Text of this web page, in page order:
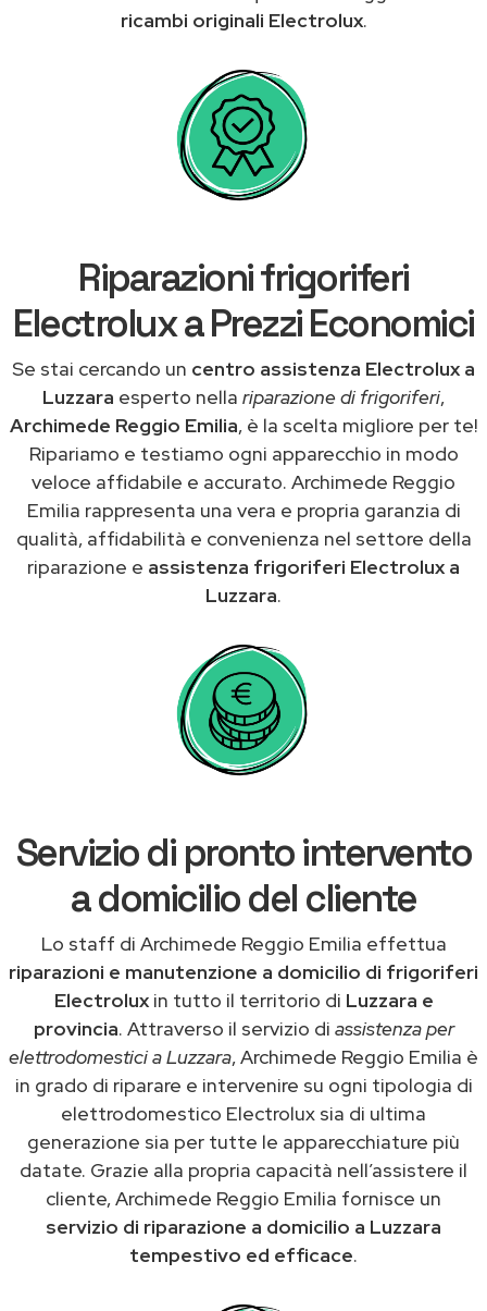
ricambi originali Electrolux.
Riparazioni frigoriferi
Electrolux a Prezzi Economici
Se stai cercando un centro assistenza Electrolux a
Luzzara esperto nella riparazione di frigoriferi,
Archimede Reggio Emilia, è la scelta migliore per te!
Ripariamo e testiamo ogni apparecchio in modo
veloce affidabile e accurato. Archimede Reggio
Emilia rappresenta una vera e propria garanzia di
qualità, affidabilità e convenienza nel settore della
riparazione e assistenza frigoriferi Electrolux a
Luzzara.
Servizio di pronto intervento
a domicilio del cliente
Lo staff di Archimede Reggio Emilia effettua
riparazioni e manutenzione a domicilio di frigoriferi
Electroluxin tutto il territorio di Luzzara e
provincia. Attraverso il servizio di assistenza per
elettrodomestici a Luzzara, Archimede Reggio Emilia è
in grado di riparare e intervenire su ogni tipologia di
elettrodomestico Electrolux sia di ultima
generazione sia per tutte le apparecchiature più
datate. Grazie alla propria capacità nell’assistere il
cliente, Archimede Reggio Emilia fornisce un
servizio di riparazione a domicilio a Luzzara
tempestivo ed efficace.